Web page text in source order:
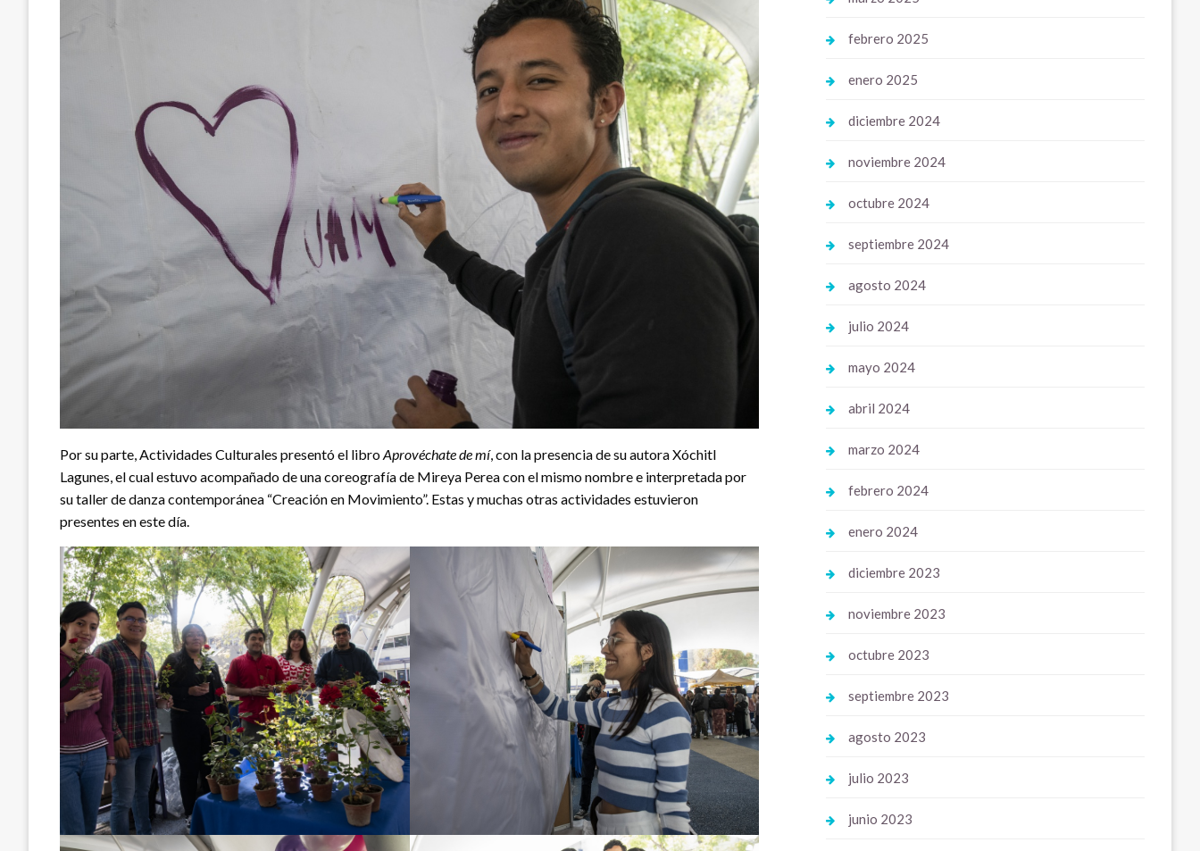
Por su parte, Actividades Culturales presentó el libroAprovéchate de mí, con la presencia de su autora Xóchitl
Lagunes, el cual estuvo acompañado de una coreografía de Mireya Perea con el mismo nombre e interpretada por
su taller de danza contemporánea “Creación en Movimiento”. Estas y muchas otras actividades estuvieron
presentes en este día.
febrero 2025
enero 2025
diciembre 2024
noviembre 2024
octubre 2024
septiembre 2024
agosto 2024
julio 2024
mayo 2024
abril 2024
marzo 2024
febrero 2024
enero 2024
diciembre 2023
noviembre 2023
octubre 2023
septiembre 2023
agosto 2023
julio 2023
junio 2023